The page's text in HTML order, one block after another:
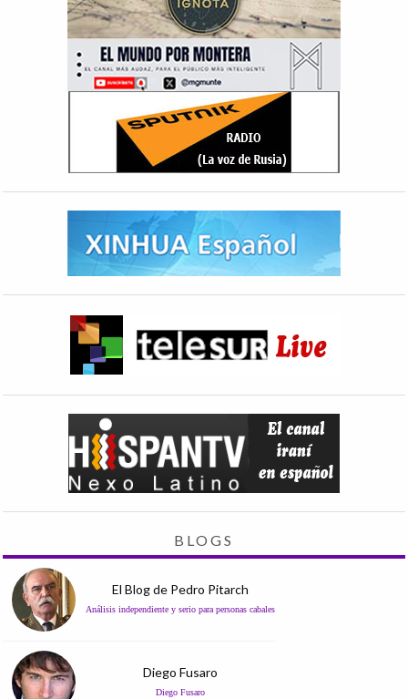
BLOGS
El Blog de Pedro Pitarch
Análisis independiente y serio para personas cabales
Diego Fusaro
Diego Fusaro